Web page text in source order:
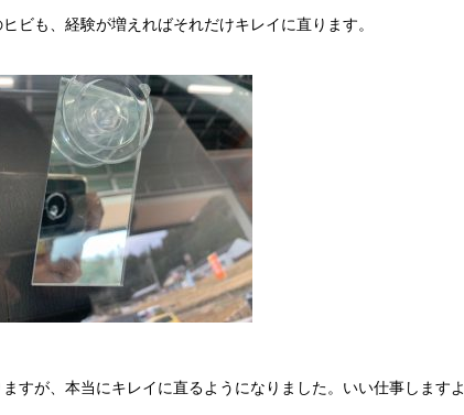
ビも、経験が増えればそれだけキレイに直ります。
すが、本当にキレイに直るようになりました。いい仕事しますよ